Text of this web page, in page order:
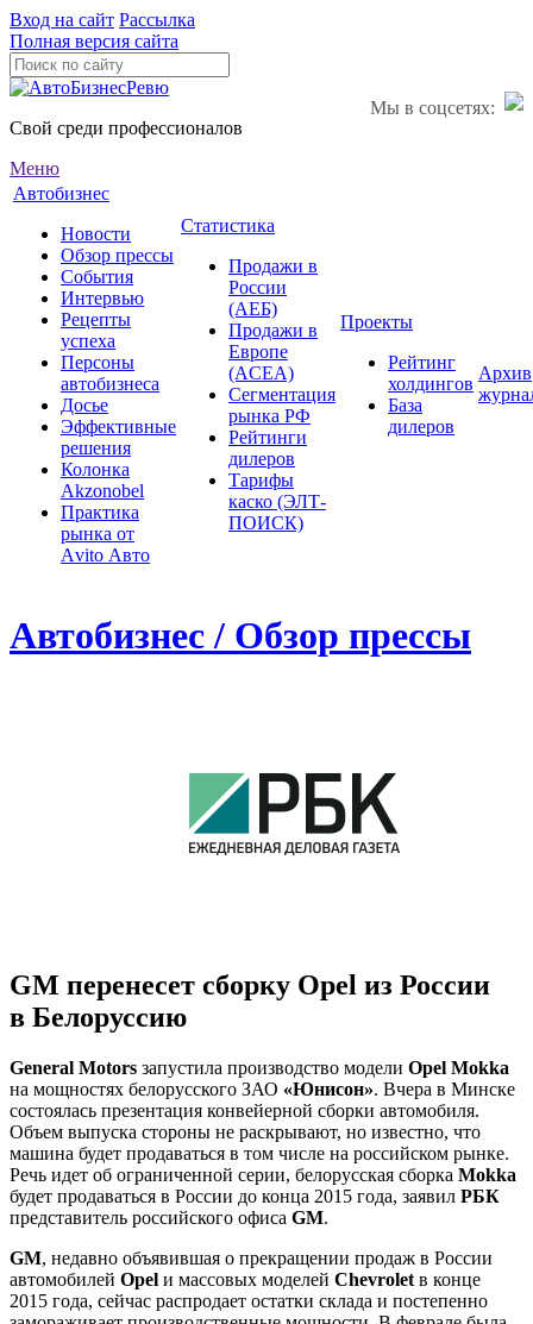
Вход на сайт Рассылка
Полная версия сайта
Мы в соцсетях:
Свой среди профессионалов
Меню
Автобизнес
Новости
Обзор прессы
События
Интервью
Рецепты
успеха
Персоны
автобизнеса
Досье
Эффективные
решения
Колонка
Akzonobel
Практика
рынка от
Аvito Авто
Статистика
Продажи в
России
(АЕБ)
Продажи в
Европе
(ACEA)
Сегментация
рынка РФ
Рейтинги
дилеров
Тарифы
каско (ЭЛТ-
ПОИСК)
Проекты
Рейтинг
холдингов
База
дилеров
Архив
Автобизнес / Обзор прессы
GM перенесет сборку Opel из России
в Белоруссию
General Motors запустила производство модели Opel Mokka
на мощностях белорусского ЗАО «Юнисон». Вчера в Минске
состоялась презентация конвейерной сборки автомобиля.
Объем выпуска стороны не раскрывают, но известно, что
машина будет продаваться в том числе на российском рынке.
Речь идет об ограниченной серии, белорусская сборка Mokka
будет продаваться в России до конца 2015 года, заявил РБК
представитель российского офиса GM.
GM, недавно объявившая о прекращении продаж в России
автомобилей Opel и массовых моделей Chevrolet в конце
2015 года, сейчас распродает остатки склада и постепенно